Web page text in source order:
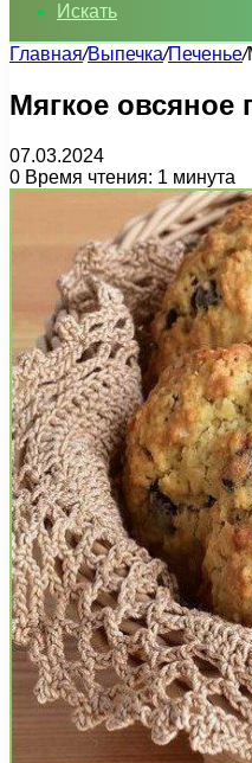
Искать
Главная/Выпечка/Печенье/
Мягкое овсяное
07.03.2024
0 Время чтения: 1 минута